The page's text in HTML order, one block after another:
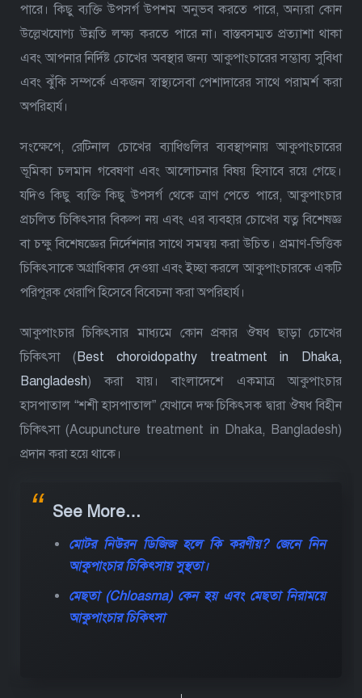
পারে। কিছু ব্যক্তি উপসর্গ উপশম অনুভব করতে পারে, অন্যরা কোন
উল্লেখযোগ্য উন্নতি লক্ষ্য করতে পারে না। বাস্তবসম্মত প্রত্যাশা থাকা
এবং আপনার নির্দিষ্ট চোখের অবস্থার জন্য আকুপাংচারের সম্ভাব্য সুবিধা
এবং ঝুঁকি সম্পর্কে একজন স্বাস্থ্যসেবা পেশাদারের সাথে পরামর্শ করা
অপরিহার্য।
সংক্ষেপে, রেটিনাল চোখের ব্যাধিগুলির ব্যবস্থাপনায় আকুপাংচারের
ভূমিকা চলমান গবেষণা এবং আলোচনার বিষয় হিসাবে রয়ে গেছে।
যদিও কিছু ব্যক্তি কিছু উপসর্গ থেকে ত্রাণ পেতে পারে, আকুপাংচার
প্রচলিত চিকিৎসার বিকল্প নয় এবং এর ব্যবহার চোখের যত্ন বিশেষজ্ঞ
বা চক্ষু বিশেষজ্ঞের নির্দেশনার সাথে সমন্বয় করা উচিত। প্রমাণ-ভিত্তিক
চিকিৎসাকে অগ্রাধিকার দেওয়া এবং ইচ্ছা করলে আকুপাংচারকে একটি
পরিপূরক থেরাপি হিসেবে বিবেচনা করা অপরিহার্য।
আকুপাংচার চিকিৎসার মাধ্যমে কোন প্রকার ঔষধ ছাড়া চোখের
চিকিৎসা (Best choroidopathy treatment in Dhaka,
Bangladesh) করা যায়। বাংলাদেশে একমাত্র আকুপাংচার
হাসপাতাল “শশী হাসপাতাল” যেখানে দক্ষ চিকিৎসক দ্বারা ঔষধ বিহীন
চিকিৎসা (Acupuncture treatment in Dhaka, Bangladesh)
প্রদান করা হয়ে থাকে।
See More…
মোটর নিউরন ডিজিজ হলে কি করণীয়? জেনে নিন
আকুপাংচার চিকিৎসায় সুস্থতা।
মেছতা (Chloasma) কেন হয় এবং মেছতা নিরাময়ে
আকুপাংচার চিকিৎসা